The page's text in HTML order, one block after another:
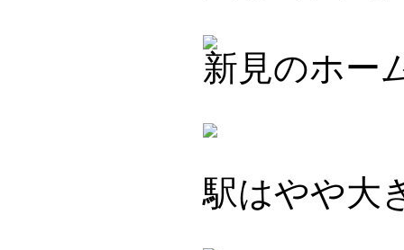
新見のホー
駅はやや大